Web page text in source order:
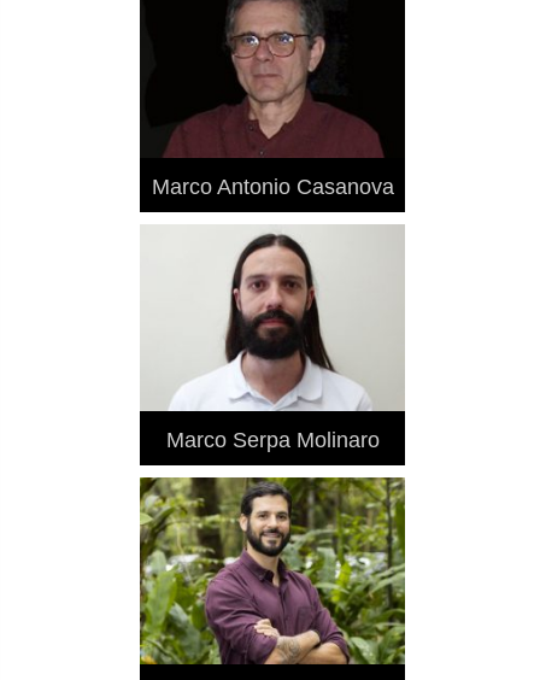
Marco Antonio Casanova
Marco Serpa Molinaro